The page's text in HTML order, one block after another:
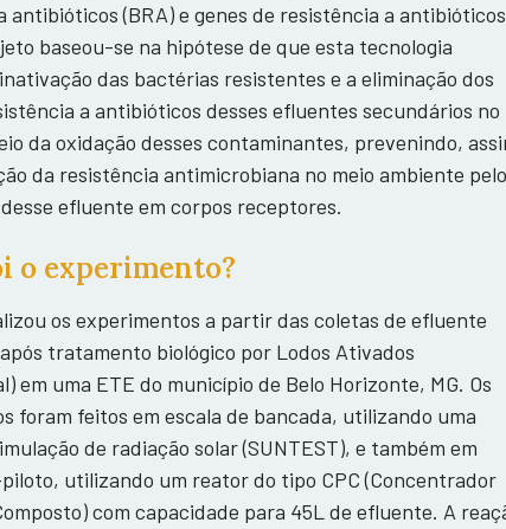
antibióticos (BRA) e genes de resistência a antibióticos
baseou-se na hipótese de que esta tecnologia
das bactérias resistentes e a eliminação dos
a antibióticos desses efluentes secundários no
da oxidação desses contaminantes, prevenindo,
da resistência antimicrobiana no meio ambiente pelo
efluente em corpos receptores.
o experimento?
os experimentos a partir das coletas de efluente
tratamento biológico por Lodos Ativados
em uma ETE do município de Belo Horizonte, MG. Os
foram feitos em escala de bancada, utilizando uma
de radiação solar (SUNTEST), e também em
utilizando um reator do tipo CPC (Concentrador
com capacidade para 45L de efluente. A